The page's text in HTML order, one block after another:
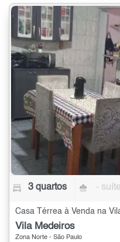
3 quartos - suíte
Casa Térrea à Venda na
Vila Medeiros
Zona Norte - São Paulo